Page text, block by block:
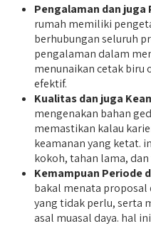
Pengalaman dan juga
rumah memiliki
berhubungan seluruh
pengalaman dalam
menunaikan cetak biru
efektif.
Kualitas dan juga
mengenakan bahan
memastikan kalau
keamanan yang ketat.
kokoh, tahan lama,
Kemampuan Periode
bakal menata
yang tidak perlu, serta
asal muasal daya. hal